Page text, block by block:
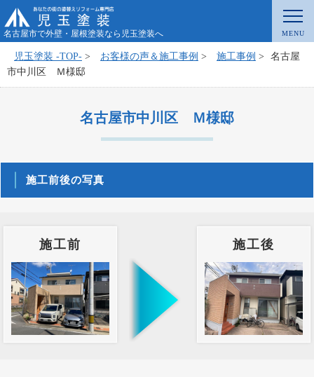
名古屋市で外壁・屋根塗装なら児玉塗装へ
児玉塗装 -TOP- > お客様の声＆施工事例 > 施工事例 >
名古屋
市中川区 Ｍ様邸
名古屋市中川区 Ｍ様邸
施工前後の写真
施工前 施工後